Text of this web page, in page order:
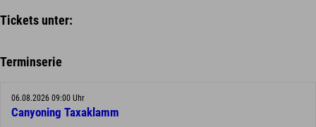
Tickets unter:
Terminserie
06.08.2026 09:00 Uhr
Canyoning Taxaklamm